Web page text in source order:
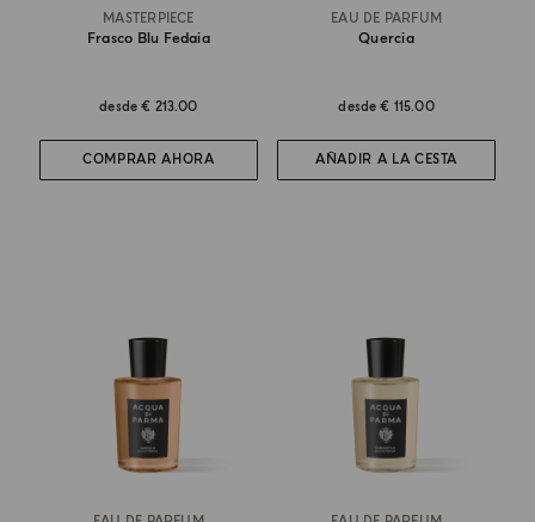
MASTERPIECE
Frasco Blu Fedaia
desde€ 213.00
COMPRAR AHORA
EAU DE PARFUM
Quercia
desde€ 115.00
AÑADIR A LA CESTA